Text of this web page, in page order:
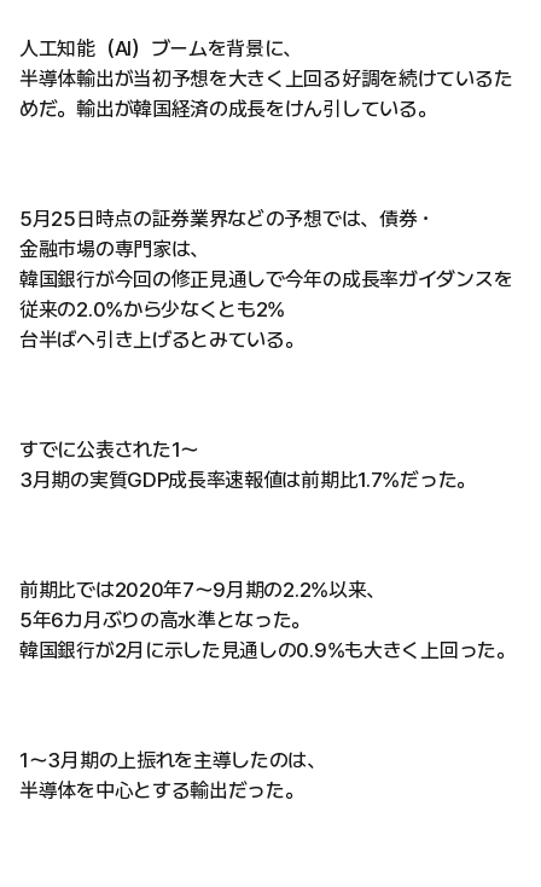
人工知能（AI）ブームを背景に、
半導体輸出が当初予想を大きく上回る好調を続けているた
めだ。輸出が韓国経済の成長をけん引している。
5月25日時点の証券業界などの予想では、債券・
金融市場の専門家は、
韓国銀行が今回の修正見通しで今年の成長率ガイダンスを
従来の2.0%から少なくとも2%
台半ばへ引き上げるとみている。
すでに公表された1〜
3月期の実質GDP成長率速報値は前期比1.7%だった。
前期比では2020年7〜9月期の2.2%以来、
5年6カ月ぶりの高水準となった。
韓国銀行が2月に示した見通しの0.9%も大きく上回った。
1〜3月期の上振れを主導したのは、
半導体を中心とする輸出だった。